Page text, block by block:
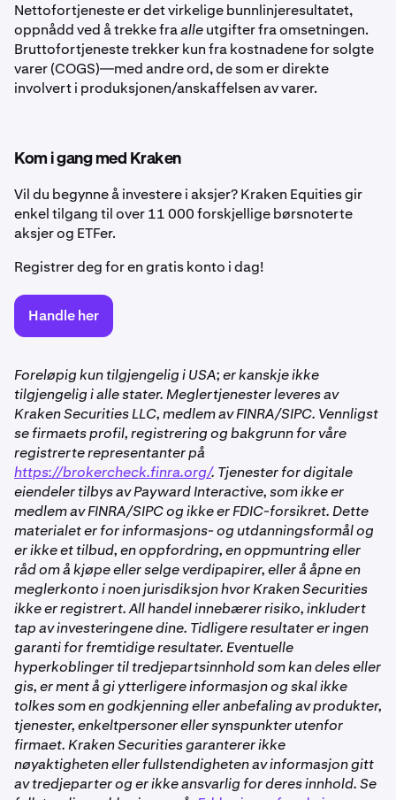
Nettofortjeneste er det virkelige bunnlinjeresultatet,
oppnådd ved å trekke fraalleutgifter fra omsetningen.
Bruttofortjeneste trekker kun fra kostnadene for solgte
varer (COGS)—med andre ord, de som er direkte
involvert i produksjonen/anskaffelsen av varer.
Kom i gang med Kraken
Vil du begynne å investere i aksjer? Kraken Equities gir
enkel tilgang til over 11 000 forskjellige børsnoterte
aksjer og ETFer.
Registrer deg for en gratis konto i dag!
Handle her
Foreløpig kun tilgjengelig i USA; er kanskje ikke
tilgjengelig i alle stater. Meglertjenester leveres av
Kraken Securities LLC, medlem av FINRA/SIPC. Vennligst
se firmaets profil, registrering og bakgrunn for våre
registrerte representanter på
https://brokercheck.finra.org/. Tjenester for digitale
eiendeler tilbys av Payward Interactive, som ikke er
medlem av FINRA/SIPC og ikke er FDIC-forsikret. Dette
materialet er for informasjons- og utdanningsformål og
er ikke et tilbud, en oppfordring, en oppmuntring eller
råd om å kjøpe eller selge verdipapirer, eller å åpne en
meglerkonto i noen jurisdiksjon hvor Kraken Securities
ikke er registrert. All handel innebærer risiko, inkludert
tap av investeringene dine. Tidligere resultater er ingen
garanti for fremtidige resultater. Eventuelle
hyperkoblinger til tredjepartsinnhold som kan deles eller
gis, er ment å gi ytterligere informasjon og skal ikke
tolkes som en godkjenning eller anbefaling av produkter,
tjenester, enkeltpersoner eller synspunkter utenfor
firmaet. Kraken Securities garanterer ikke
nøyaktigheten eller fullstendigheten av informasjon gitt
av tredjeparter og er ikke ansvarlig for deres innhold. Se